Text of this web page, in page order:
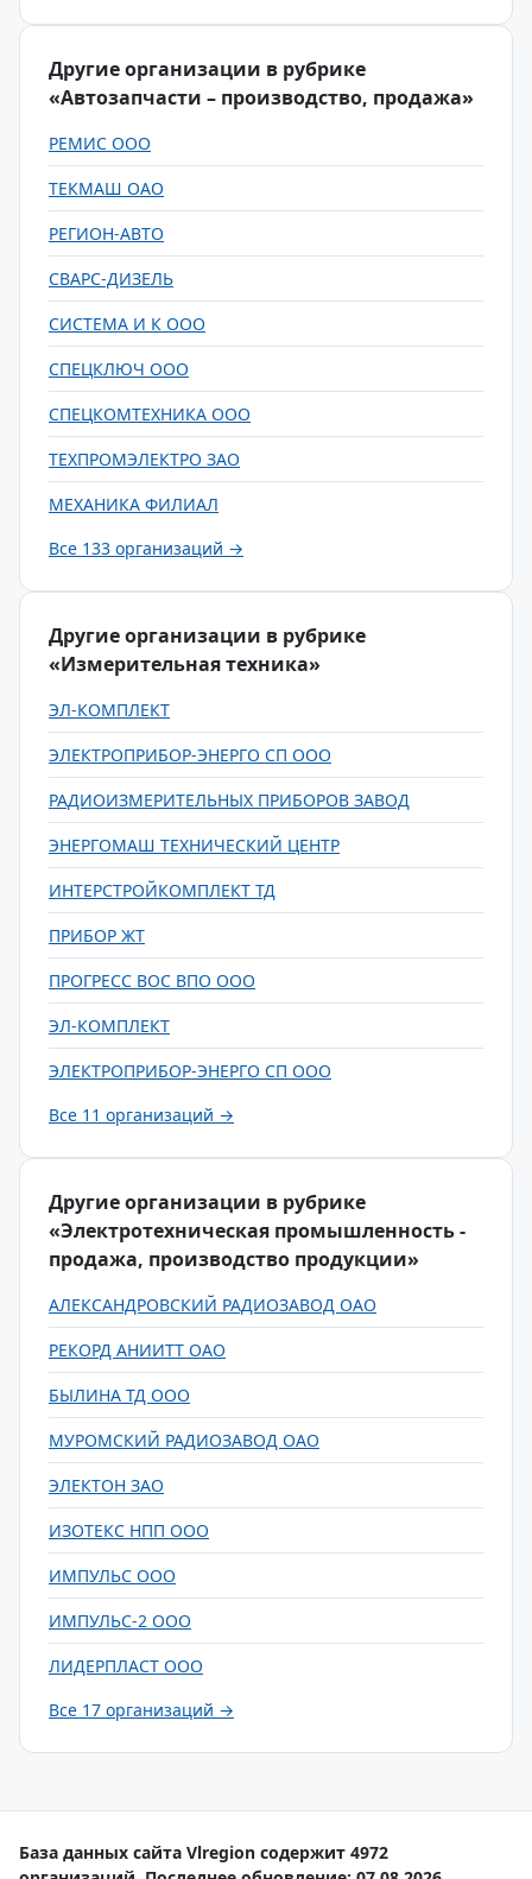
Другие организации в рубрике
«Автозапчасти – производство, продажа»
РЕМИС ООО
ТЕКМАШ ОАО
РЕГИОН-АВТО
СВАРС-ДИЗЕЛЬ
СИСТЕМА И К ООО
СПЕЦКЛЮЧ ООО
СПЕЦКОМТЕХНИКА ООО
ТЕХПРОМЭЛЕКТРО ЗАО
МЕХАНИКА ФИЛИАЛ
Все 133 организаций →
Другие организации в рубрике
«Измерительная техника»
ЭЛ-КОМПЛЕКТ
ЭЛЕКТРОПРИБОР-ЭНЕРГО СП ООО
РАДИОИЗМЕРИТЕЛЬНЫХ ПРИБОРОВ ЗАВОД
ЭНЕРГОМАШ ТЕХНИЧЕСКИЙ ЦЕНТР
ИНТЕРСТРОЙКОМПЛЕКТ ТД
ПРИБОР ЖТ
ПРОГРЕСС ВОС ВПО ООО
ЭЛ-КОМПЛЕКТ
ЭЛЕКТРОПРИБОР-ЭНЕРГО СП ООО
Все 11 организаций →
Другие организации в рубрике
«Электротехническая промышленность -
продажа, производство продукции»
АЛЕКСАНДРОВСКИЙ РАДИОЗАВОД ОАО
РЕКОРД АНИИТТ ОАО
БЫЛИНА ТД ООО
МУРОМСКИЙ РАДИОЗАВОД ОАО
ЭЛЕКТОН ЗАО
ИЗОТЕКС НПП ООО
ИМПУЛЬС ООО
ИМПУЛЬС-2 ООО
ЛИДЕРПЛАСТ ООО
Все 17 организаций →
База данных сайта Vlregion содержит 4972